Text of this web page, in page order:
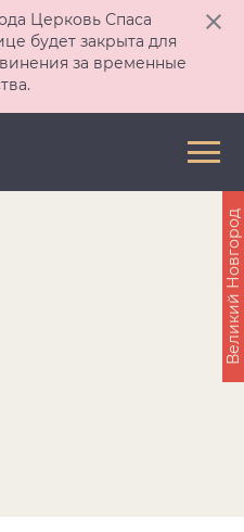
Церковь Спаса
будет закрыта для
за временные
Великий Новгород